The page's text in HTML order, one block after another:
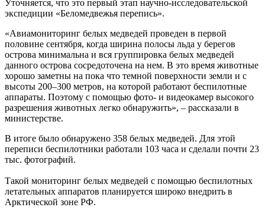
Уточняется, что это первый этап научно-исследовательской
экспедиции «Беломедвежья перепись».
«Авиамониторинг белых медведей проведен в первой
половине сентября, когда ширина полосы льда у берегов
острова минимальна и вся группировка белых медведей
данного острова сосредоточена на нем. В это время животные
хорошо заметны на пока что темной поверхности земли и с
высоты 200–300 метров, на которой работают беспилотные
аппараты. Поэтому с помощью фото- и видеокамер высокого
разрешения животных легко обнаружить», – рассказали в
министерстве.
В итоге было обнаружено 358 белых медведей. Для этой
переписи беспилотники работали 103 часа и сделали почти 23
тыс. фотографий.
Такой мониторинг белых медведей с помощью беспилотных
летательных аппаратов планируется широко внедрить в
Арктической зоне РФ.